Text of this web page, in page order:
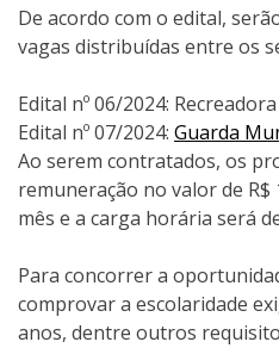
De acordo com o edital,
vagas distribuídas entre os
Edital nº 06/2024: Recreadora
Edital nº 07/2024: Guarda
Ao serem contratados, os
remuneração no valor de R$
mês e a carga horária será
Para concorrer a
comprovar a escolaridade
anos, dentre outros